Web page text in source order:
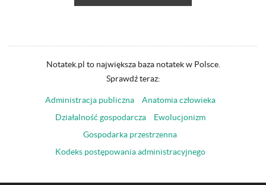
Notatek.pl to największa baza notatek w Polsce.
Sprawdź teraz:
Administracja publiczna
Anatomia człowieka
Działalność gospodarcza
Ewolucjonizm
Gospodarka przestrzenna
Kodeks postępowania administracyjnego